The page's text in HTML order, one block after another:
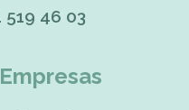
519 46 03